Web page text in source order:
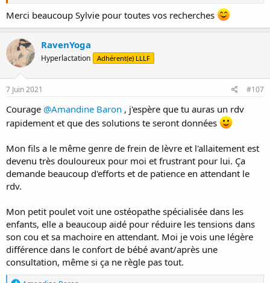
Merci beaucoup Sylvie pour toutes vos recherches
RavenYoga
Hyperlactation Adhérent(e) LLLF
7 Juin 2021 #107
Courage @Amandine Baron , j'espère que tu auras un rdv
rapidement et que des solutions te seront données
Mon fils a le même genre de frein de lèvre et l'allaitement est
devenu très douloureux pour moi et frustrant pour lui. Ça
demande beaucoup d'efforts et de patience en attendant le
rdv.
Mon petit poulet voit une ostéopathe spécialisée dans les
enfants, elle a beaucoup aidé pour réduire les tensions dans
son cou et sa machoire en attendant. Moi je vois une légère
différence dans le confort de bébé avant/après une
consultation, même si ça ne règle pas tout.